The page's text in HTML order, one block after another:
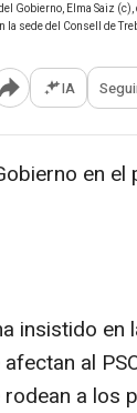
Gobierno, Elma Saiz
sede del Consell de
Abrir opciones para
IA
en
insistido en
al
a los